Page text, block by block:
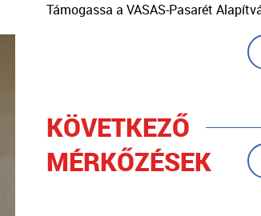
Támogassa a VASAS-Pasarét
KÖVETKEZŐ
MÉRKŐZÉSEK